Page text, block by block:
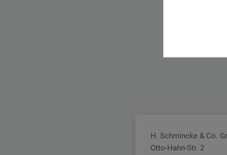
H. Schmincke & Co.
Otto-Hahn-Str. 2